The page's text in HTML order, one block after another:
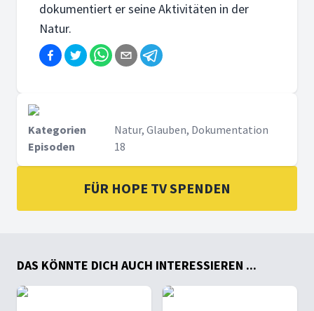
dokumentiert er seine Aktivitäten in der
Natur.
Kategorien
Natur, Glauben, Dokumentation
Episoden
18
FÜR HOPE TV SPENDEN
DAS KÖNNTE DICH AUCH INTERESSIEREN ...